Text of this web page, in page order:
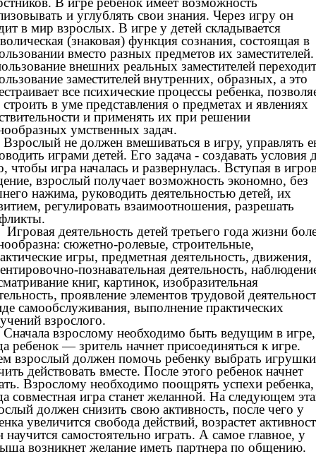
и углублять свои знания. Через игру он
в мир взрослых. В игре у детей складывается
(знаковая) функция сознания, состоящая в
вместо разных предметов их заместителей.
внешних реальных заместителей
заместителейвнутренних, образных, а это
все психические процессы ребенка,
в уме представления о предметах и явлениях
и применять их при решении
умственных задач.
не должен вмешиваться в игру, управлять
играми детей. Его задача - создавать условия
чтобы игра началась и развернулась. Вступая в
взрослый получает возможность экономно, без
нажима, руководить деятельностью детей, их
регулировать взаимоотношения, разрешать
деятельность детей третьего года жизни
сюжетно-ролевые, строительные,
игры, предметная деятельность, движения,
познавательная деятельность,
книг, картинок, изобразительная
проявление элементов трудовой
самообслуживания, выполнение практических
взрослого.
взрослому необходимо быть ведущим в игре,
ребенок — зритель начнет присоединяться к игре.
взрослый должен помочь ребенку выбрать
действовать вместе. После этого ребенок начнет
Взрослому необходимо поощрять успехи
совместная игра станет желанной. На следующем
должен снизить свою активность, после чего у
увеличится свобода действий, возрастет
научится самостоятельно играть. А самое главное, у
возникнет желание иметь партнера по общению.